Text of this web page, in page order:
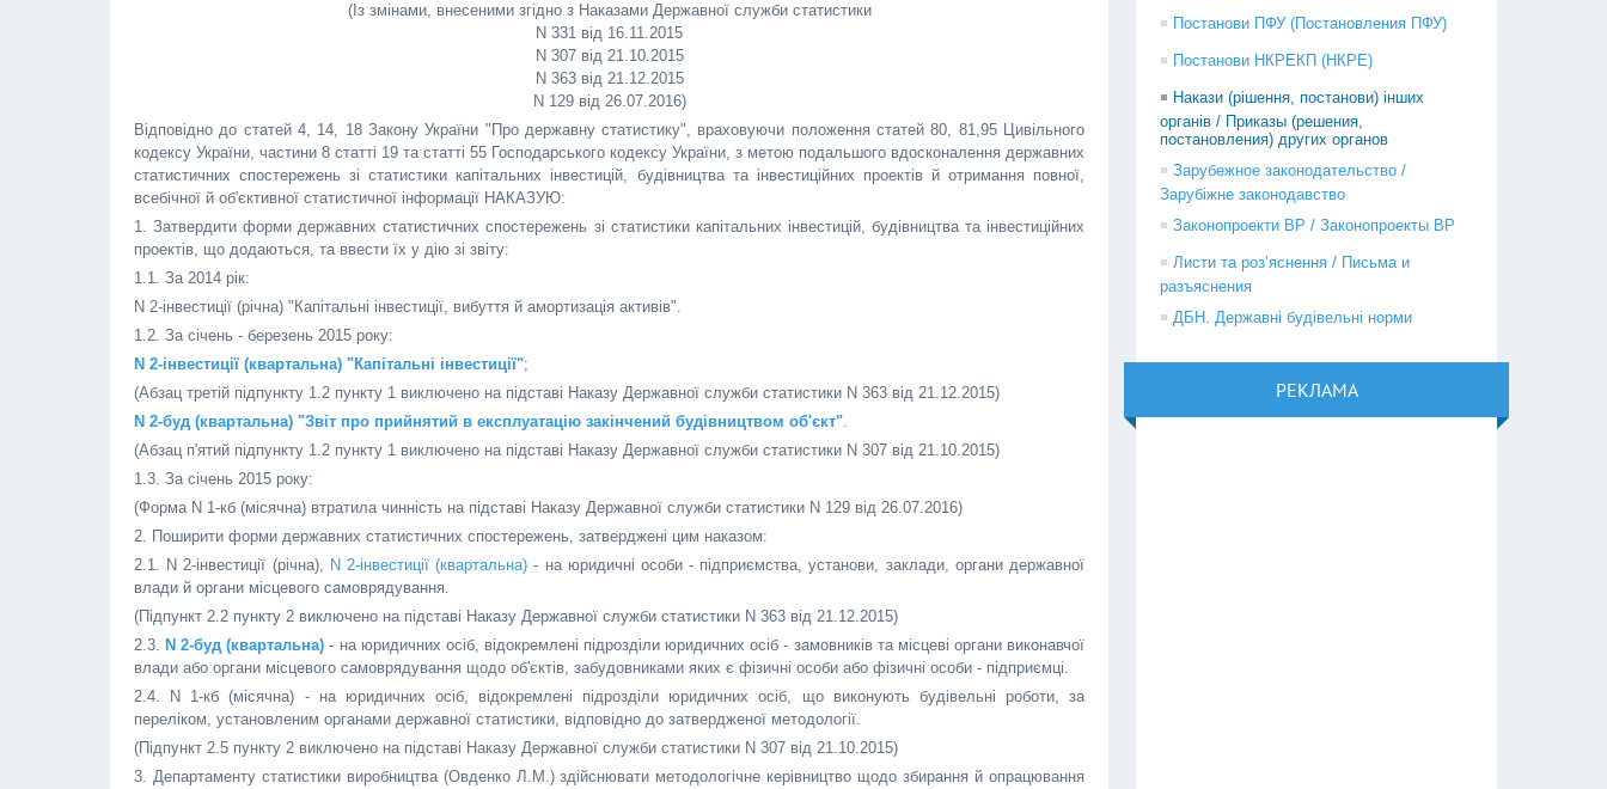
(Із змінами, внесеними згідно з Наказами Державної служби статистики
N 331 від 16.11.2015
N 307 від 21.10.2015
N 363 від 21.12.2015
N 129 від 26.07.2016)
Відповідно до статей 4, 14, 18 Закону України "Про державну статистику", враховуючи положення статей 80, 81,95 Цивільного
кодексу України, частини 8 статті 19 та статті 55 Господарського кодексу України, з метою подальшого вдосконалення державних
статистичних спостережень зі статистики капітальних інвестицій, будівництва та інвестиційних проектів й отримання повної,
всебічної й об'єктивної статистичної інформації НАКАЗУЮ:
1. Затвердити форми державних статистичних спостережень зі статистики капітальних інвестицій, будівництва та інвестиційних
проектів, що додаються, та ввести їх у дію зі звіту:
1.1. За 2014 рік:
N 2-інвестиції (річна) "Капітальні інвестиції, вибуття й амортизація активів".
1.2. За січень - березень 2015 року:
N 2-інвестиції (квартальна) "Капітальні інвестиції";
(Абзац третій підпункту 1.2 пункту 1 виключено на підставі Наказу Державної служби статистики N 363 від 21.12.2015)
N 2-буд (квартальна) "Звіт про прийнятий в експлуатацію закінчений будівництвом об'єкт".
(Абзац п'ятий підпункту 1.2 пункту 1 виключено на підставі Наказу Державної служби статистики N 307 від 21.10.2015)
1.3. За січень 2015 року:
(Форма N 1-кб (місячна) втратила чинність на підставі Наказу Державної служби статистики N 129 від 26.07.2016)
2. Поширити форми державних статистичних спостережень, затверджені цим наказом:
2.1. N 2-інвестиції (річна), N 2-інвестиції (квартальна) - на юридичні особи - підприємства, установи, заклади, органи державної
влади й органи місцевого самоврядування.
(Підпункт 2.2 пункту 2 виключено на підставі Наказу Державної служби статистики N 363 від 21.12.2015)
2.3. N 2-буд (квартальна) - на юридичних осіб, відокремлені підрозділи юридичних осіб - замовників та місцеві органи виконавчої
влади або органи місцевого самоврядування щодо об'єктів, забудовниками яких є фізичні особи або фізичні особи - підприємці.
2.4. N 1-кб (місячна) - на юридичних осіб, відокремлені підрозділи юридичних осіб, що виконують будівельні роботи, за
переліком, установленим органами державної статистики, відповідно до затвердженої методології.
(Підпункт 2.5 пункту 2 виключено на підставі Наказу Державної служби статистики N 307 від 21.10.2015)
3. Департаменту статистики виробництва (Овденко Л.М.) здійснювати методологічне керівництво щодо збирання й опрацювання
Постанови ПФУ (Постановления ПФУ)
Постанови НКРЕКП (НКРЕ)
Накази (рішення, постанови) інших
органів / Приказы (решения,
постановления) других органов
Зарубежное законодательство /
Зарубіжне законодавство
Законопроекти ВР / Законопроекты ВР
Листи та роз’яснення / Письма и
разъяснения
ДБН. Державні будівельні норми
РЕКЛАМА